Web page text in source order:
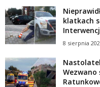
klatkach
8 sierpnia
Wezwano